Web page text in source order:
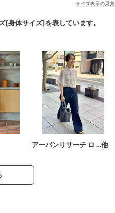
サイズ表示の見方
体サイズ]を表しています。
アーバンリサーチ ロ …他